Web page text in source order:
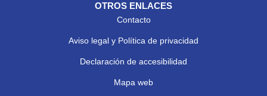
OTROS ENLACES
Contacto
Aviso legal y Política de privacidad
Declaración de accesibilidad
Mapa web